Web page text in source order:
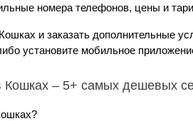
номера телефонов, цены и
и заказать дополнительные
установите мобильное
Кошках – 5+ самых дешевых